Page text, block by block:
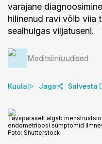
varajane
hilinenud ravi võib viia
sealhulgas viljatuseni.
Meditsiiniuudised
Kuula Jaga Salvesta
Tavapäraselt algab
endometrioosi sümptomid
Foto: Shutterstock